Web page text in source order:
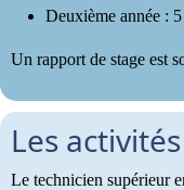
Deuxième année :
Un rapport de stage est
Les
Le technicien supérieur